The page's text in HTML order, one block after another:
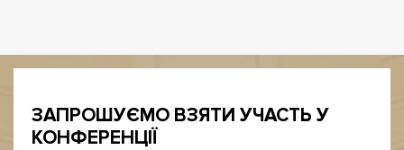
ЗАПРОШУЄМО ВЗЯТИ УЧАСТЬ У
КОНФЕРЕНЦІЇ